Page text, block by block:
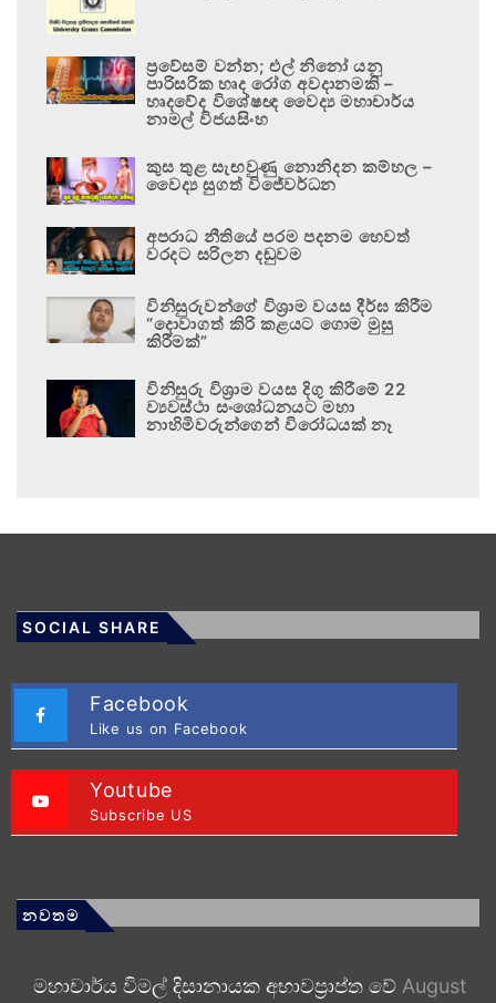
ප්‍රවේසම් වන්න; එල් නිනෝ යනු
පාරිසරික හෘද රෝග අවදානමකි –
හෘදවේද විශේෂඥ වෛද්‍ය මහාචාර්ය
නාමල් විජයසිංහ
කුස තුළ සැඟවුණු නොනිදන කම්හල –
වෛද්‍ය සුගත් විජේවර්ධන
අපරාධ නීතියේ පරම පදනම හෙවත්
වරදට සරිලන දඬුවම
විනිසුරුවන්ගේ විශ්‍රාම වයස දීර්ඝ කිරීම
“දොවාගත් කිරි කළයට ගොම මුසු
කිරීමක්”
විනිසුරු විශ්‍රාම වයස දිගු කිරීමේ 22
ව්‍යවස්ථා සංශෝධනයට මහා
නාහිමිවරුන්ගෙන් විරෝධයක් නෑ
SOCIAL SHARE
Facebook
Like us on Facebook
Youtube
Subscribe US
නවතම
මහාචාර්ය විමල් දිසානායක අභාවප්‍රාප්ත වේ August